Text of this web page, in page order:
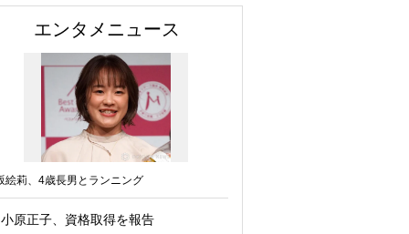
エンタメニュース
絵莉、4歳長男とランニング
小原正子、資格取得を報告